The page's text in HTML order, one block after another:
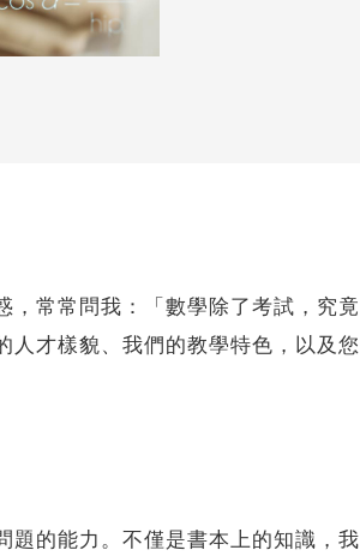
常常問我：「數學除了考試，究竟
人才樣貌、我們的教學特色，以及您
的能力。不僅是書本上的知識，我